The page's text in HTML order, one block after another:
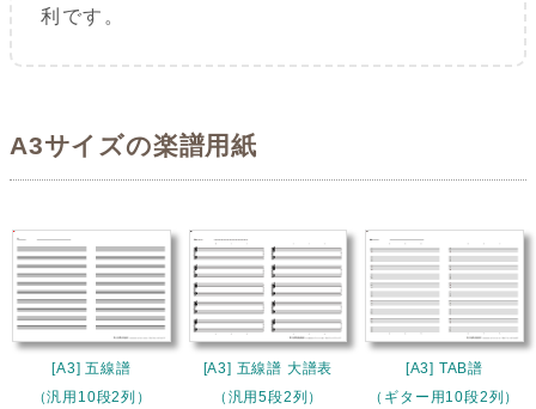
利です。
A3サイズの楽譜用紙
[A3] 五線譜
（汎用10段2列）
[A3] 五線譜 大譜表
（汎用5段2列）
[A3] TAB譜
（ギター用10段2列）